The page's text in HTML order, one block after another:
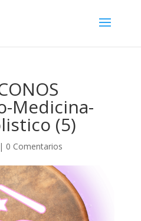
Medicina-
(5)
0 Comentarios